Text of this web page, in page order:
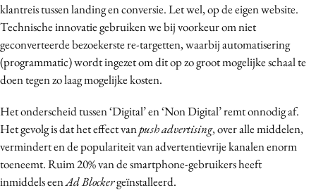
klantreis tussen landing en conversie. Let wel, op de eigen website.
Technische innovatie gebruiken we bij voorkeur om niet
geconverteerde bezoekerste re-targetten, waarbij automatisering
(programmatic) wordt ingezet om dit op zo groot mogelijke schaal te
doen tegen zo laag mogelijke kosten.
Het onderscheid tussen ‘Digital’ en ‘Non Digital’ remt onnodig af.
Het gevolg is dat het effect vanpush advertising, over alle middelen,
vermindert en de populariteit van advertentievrije kanalen enorm
toeneemt. Ruim 20% van de smartphone-gebruikers heeft
inmiddels eenAd Blockergeïnstalleerd.